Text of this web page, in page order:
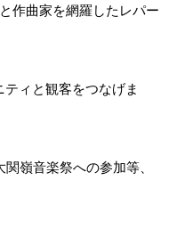
作曲家を網羅したレパー
ィと観客をつなげま
嶺音楽祭への参加等、